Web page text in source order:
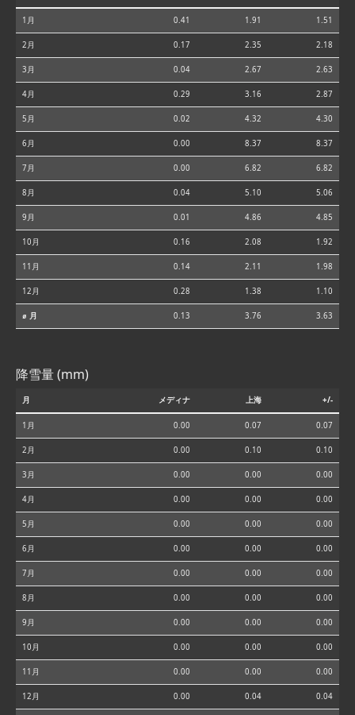
1月 0.41 1.91 1.51
2月 0.17 2.35 2.18
3月 0.04 2.67 2.63
4月 0.29 3.16 2.87
5月 0.02 4.32 4.30
6月 0.00 8.37 8.37
7月 0.00 6.82 6.82
8月 0.04 5.10 5.06
9月 0.01 4.86 4.85
10月 0.16 2.08 1.92
11月 0.14 2.11 1.98
12月 0.28 1.38 1.10
⌀ 月 0.13 3.76 3.63
降雪量 (mm)
月 メディナ 上海 +/-
1月 0.00 0.07 0.07
2月 0.00 0.10 0.10
3月 0.00 0.00 0.00
4月 0.00 0.00 0.00
5月 0.00 0.00 0.00
6月 0.00 0.00 0.00
7月 0.00 0.00 0.00
8月 0.00 0.00 0.00
9月 0.00 0.00 0.00
10月 0.00 0.00 0.00
11月 0.00 0.00 0.00
12月 0.00 0.04 0.04